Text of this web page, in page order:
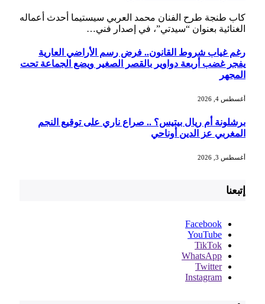
كاب طنجة طرح الفنان محمد العربي سيستيما أحدث أعماله
الغنائية بعنوان “سيدتي”، في إصدار فني…
رغم غياب شروط القانون.. فرض رسم الأراضي العارية
يفجر غضب أربعة دواوير بالقصر الصغير ويضع الجماعة تحت
المجهر
أغسطس 4, 2026
برشلونة أم ريال بيتيس؟ .. صراع ناري على توقيع النجم
المغربي عز الدين أوناحي
أغسطس 3, 2026
إتبعنا
Facebook
YouTube
TikTok
WhatsApp
Twitter
Instagram